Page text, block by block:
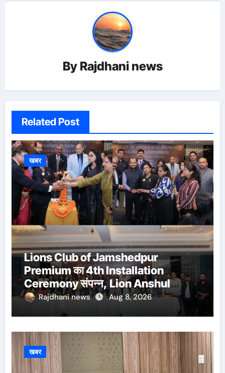
By Rajdhani news
Related Post
खबर
Lions Club of Jamshedpur
Premium का 4th Installation
Ceremony संपन्न, Lion Anshul
Ringasia ने संभाला अध्यक्ष पद
Rajdhani news Aug 8, 2026
खबर